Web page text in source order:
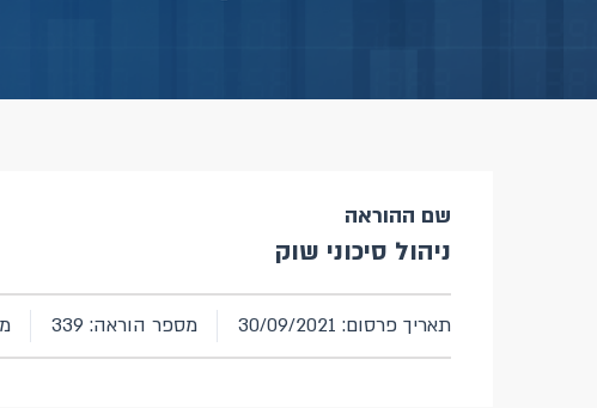
שם ההוראה
ניהול סיכוני שוק
תאריך פרסום: 30/09/2021 מספר הוראה: 339